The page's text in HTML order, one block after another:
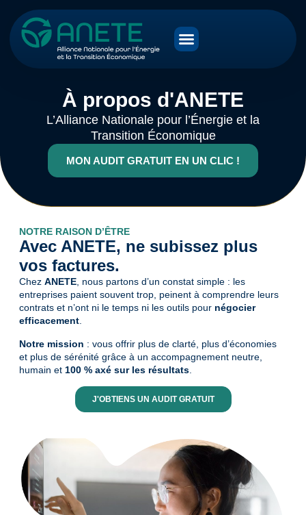
À propos d'ANETE
L’Alliance Nationale pour l’Énergie et la
Transition Économique
MON AUDIT GRATUIT EN UN CLIC !
NOTRE RAISON D’ÊTRE
Avec ANETE, ne subissez plus
vos factures.
Chez ANETE , nous partons d’un constat simple : les
entreprises paient souvent trop, peinent à comprendre leurs
contrats et n’ont ni le temps ni les outils pour négocier
efficacement
Notre mission : vous offrir plus de clarté, plus d’économies
et plus de sérénité grâce à un accompagnement neutre,
humain et 100 % axé sur les résultats
J'OBTIENS UN AUDIT GRATUIT